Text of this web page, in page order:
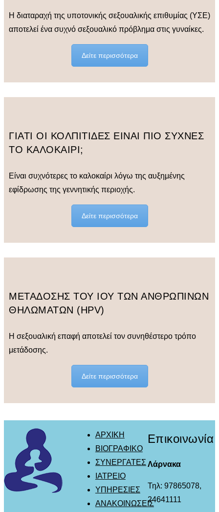
Η διαταραχή της υποτονικής σεξουαλικής επιθυμίας (ΥΣΕ)
αποτελεί ένα συχνό σεξουαλικό πρόβλημα στις γυναίκες.
Δείτε περισσότερα
ΓΙΑΤΙ ΟΙ ΚΟΛΠΙΤΙΔΕΣ ΕΙΝΑΙ ΠΙΟ ΣΥΧΝΕΣ
ΤΟ ΚΑΛΟΚΑΙΡΙ;
Είναι συχνότερες το καλοκαίρι λόγω της αυξημένης
εφίδρωσης της γεννητικής περιοχής.
Δείτε περισσότερα
ΜΕΤΑΔΟΣΗΣ ΤΟΥ ΙΟΥ ΤΩΝ ΑΝΘΡΩΠΙΝΩΝ
ΘΗΛΩΜΑΤΩΝ (HPV)
Η σεξουαλική επαφή αποτελεί τον συνηθέστερο τρόπο
μετάδοσης.
Δείτε περισσότερα
ΑΡΧΙΚΗ
ΒΙΟΓΡΑΦΙΚΟ
ΣΥΝΕΡΓΑΤΕΣ
ΙΑΤΡΕΙΟ
ΥΠΗΡΕΣΙΕΣ
ΑΝΑΚΟΙΝΩΣΕΙΣ
Επικοινωνία
Λάρνακα
Τηλ: 97865078,
24641111